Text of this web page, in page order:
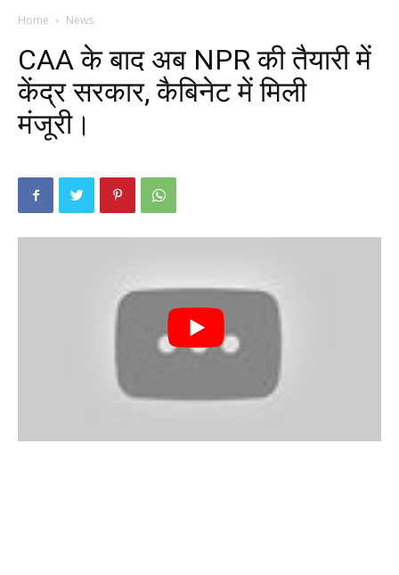
Home News
CAA के बाद अब NPR की तैयारी में
केंद्र सरकार, कैबिनेट में मिली
मंजूरी।